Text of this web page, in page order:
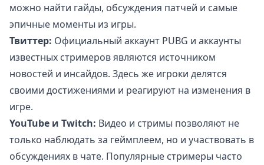
можно найти гайды, обсуждения патчей и самые
эпичные моменты из игры.
Твиттер: Официальный аккаунт PUBG и аккаунты
известных стримеров являются источником
новостей и инсайдов. Здесь же игроки делятся
своими достижениями и реагируют на изменения в
игре.
YouTube и Twitch: Видео и стримы позволяют не
только наблюдать за геймплеем, но и участвовать в
обсуждениях в чате. Популярные стримеры часто